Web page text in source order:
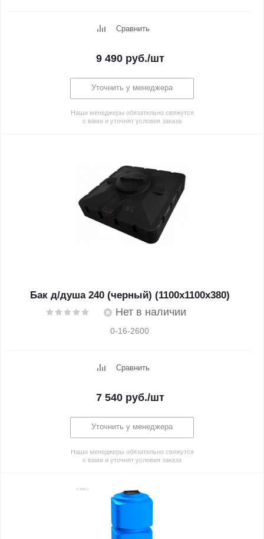
Сравнить
9 490руб./шт
Уточнить у менеджера
Наши менеджеры обязательно свяжутся
с вами и уточнят условия заказа
Бак д/душа 240 (черный) (1100х1100х380)
Нет в наличии
0-16-2600
Сравнить
7 540руб./шт
Уточнить у менеджера
Наши менеджеры обязательно свяжутся
с вами и уточнят условия заказа